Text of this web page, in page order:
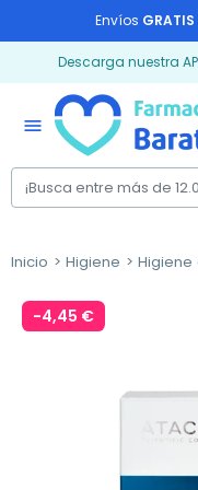
Envíos GRATIS
Descarga nuestra
menu
Inicio Higiene
-4,45 €